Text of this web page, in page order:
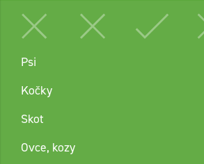
Psi
Kočky
Skot
Ovce, kozy